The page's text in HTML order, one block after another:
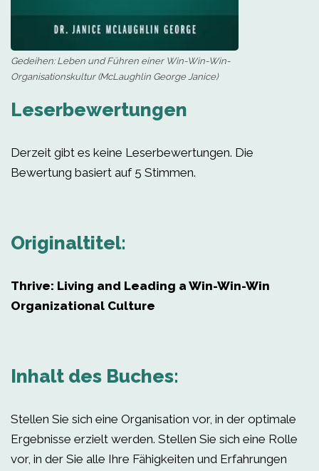
Gedeihen: Leben und Führen einer Win-Win-Win-
Organisationskultur (McLaughlin George Janice)
Leserbewertungen
Derzeit gibt es keine Leserbewertungen. Die
Bewertung basiert auf 5 Stimmen.
Originaltitel:
Thrive: Living and Leading a Win-Win-Win
Organizational Culture
Inhalt des Buches:
Stellen Sie sich eine Organisation vor, in der optimale
Ergebnisse erzielt werden. Stellen Sie sich eine Rolle
vor, in der Sie alle Ihre Fähigkeiten und Erfahrungen